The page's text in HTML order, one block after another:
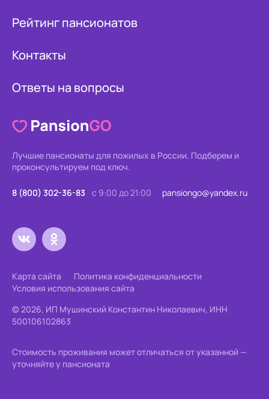
Рейтинг пансионатов
Контакты
Ответы на вопросы
Лучшие пансионаты для пожилых в России. Подберем и
проконсультируем под ключ.
8 (800) 302-36-83 с 9:00 до 21:00 pansiongo@yandex.ru
Карта сайта
Политика конфиденциальности
Условия использования сайта
© 2026, ИП Мушинский Константин Николаевич, ИНН
500106102863
Стоимость проживания может отличаться от указанной —
уточняйте у пансионата